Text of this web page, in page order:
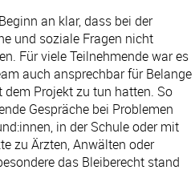
an klar, dass bei der
und soziale Fragen nicht
Für viele Teilnehmende war es
auch ansprechbar für Belange
Projekt zu tun hatten. So
Gespräche bei Problemen
in der Schule oder mit
zu Ärzten, Anwälten oder
das Bleiberecht stand